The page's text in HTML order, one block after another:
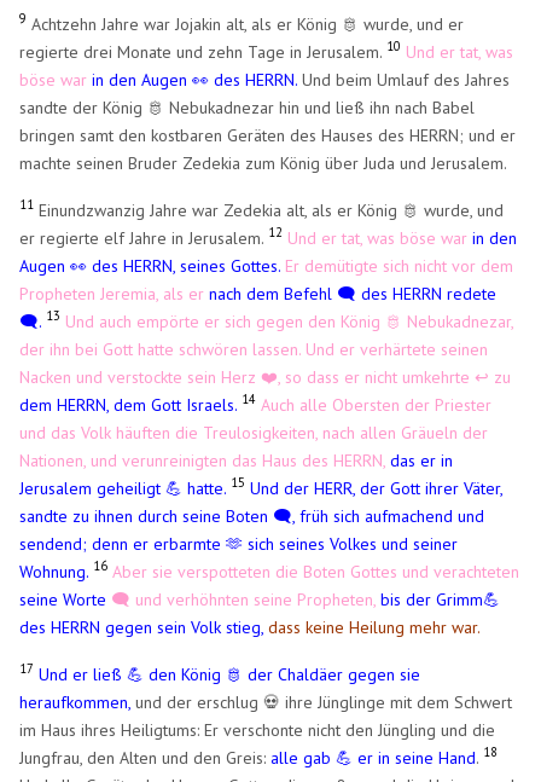
9 Achtzehn Jahre war Jojakin alt, als er König 🫅 wurde, und er
regierte drei Monate und zehn Tage in Jerusalem. 10 Und er tat, was
böse war in den Augen 👀 des HERRN.Und beim Umlauf des Jahres
sandte der König 🫅 Nebukadnezar hin und ließ ihn nach Babel
bringen samt den kostbaren Geräten des Hauses des HERRN; und er
machte seinen Bruder Zedekia zum König über Juda und Jerusalem.
11 Einundzwanzig Jahre war Zedekia alt, als er König 🫅 wurde, und
er regierte elf Jahre in Jerusalem. 12 Und er tat, was böse war in den
Augen 👀 des HERRN, seines Gottes. Er demütigte sich nicht vor dem
Propheten Jeremia, als er nach dem Befehl 🗨️ des HERRN redete
🗨️. 13 Und auch empörte er sich gegen den König 🫅 Nebukadnezar,
der ihn bei Gott hatte schwören lassen. Und er verhärtete seinen
Nacken und verstockte sein Herz ❤️, so dass er nicht umkehrte ↩️ zu
dem HERRN, dem Gott Israels. 14 Auch alle Obersten der Priester
und das Volk häuften die Treulosigkeiten, nach allen Gräueln der
Nationen, und verunreinigten das Haus des HERRN,das er in
Jerusalem geheiligt 💪 hatte. 15 Und der HERR, der Gott ihrer Väter,
sandte zu ihnen durch seine Boten 🗨️, früh sich aufmachend und
sendend; denn er erbarmte 🫶 sich seines Volkes und seiner
Wohnung. 16 Aber sie verspotteten die Boten Gottes und verachteten
seine Worte 🗨️ und verhöhnten seine Propheten, bis der Grimm💪
des HERRN gegen sein Volk stieg, dass keine Heilung mehr war.
17 Und er ließ 💪 den König 🫅 der Chaldäer gegen sie
heraufkommen, und der erschlug 💀 ihre Jünglinge mit dem Schwert
im Haus ihres Heiligtums: Er verschonte nicht den Jüngling und die
Jungfrau, den Alten und den Greis: alle gab 💪 er in seine Hand. 18